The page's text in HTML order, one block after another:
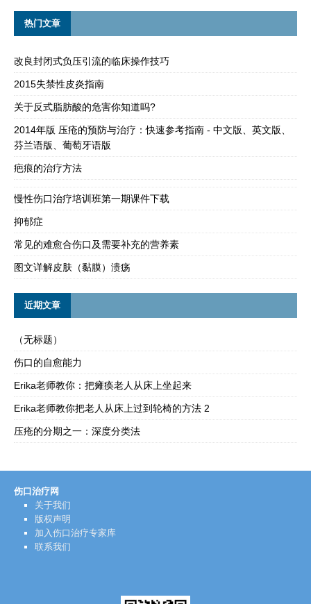
热门文章
改良封闭式负压引流的临床操作技巧
2015失禁性皮炎指南
关于反式脂肪酸的危害你知道吗?
2014年版 压疮的预防与治疗：快速参考指南 - 中文版、英文版、
芬兰语版、葡萄牙语版
疤痕的治疗方法
慢性伤口治疗培训班第一期课件下载
抑郁症
常见的难愈合伤口及需要补充的营养素
图文详解皮肤（黏膜）溃疡
近期文章
（无标题）
伤口的自愈能力
Erika老师教你：把瘫痪老人从床上坐起来
Erika老师教你把老人从床上过到轮椅的方法 2
压疮的分期之一：深度分类法
伤口治疗网
关于我们
版权声明
加入伤口治疗专家库
联系我们